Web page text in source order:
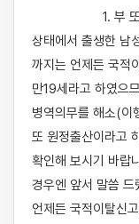
상태에서 출생한 남
까지는 언제든 국적
만19세라고 하였으
병역의무를 해소(이
또 원정출산이라고
확인해 보시기 바랍
경우엔 앞서 말씀
언제든 국적이탈신